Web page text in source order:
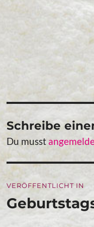
Schreibe
Du musst
VERÖFFENTLICHT IN